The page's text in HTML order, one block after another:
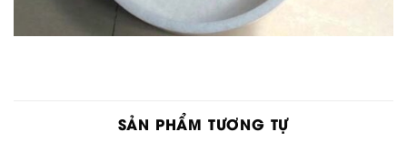
SẢN PHẨM TƯƠNG TỰ